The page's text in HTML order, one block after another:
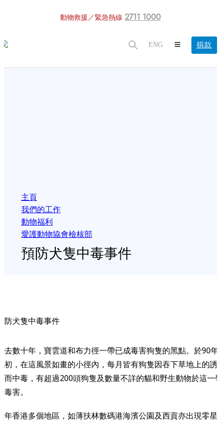
動物救援／緊急熱線 2711 1000
ENG 捐款
主頁
我們的工作
動物福利
愛護動物協會檢核部
預防犬隻中毒事件
防犬隻中毒事件
去數十年，寶雲道和布力徑一帶已成毒害狗隻的黑點。於90年
初，在這風景如畫的小徑內，每月皆有狗隻因吞下草地上的誘
而中毒，有超過200頭狗隻及數量不詳的貓和野生動物於這一
毒害。
年香港多個地區，如薄扶林數碼港海濱公園及西貢亦出現零星